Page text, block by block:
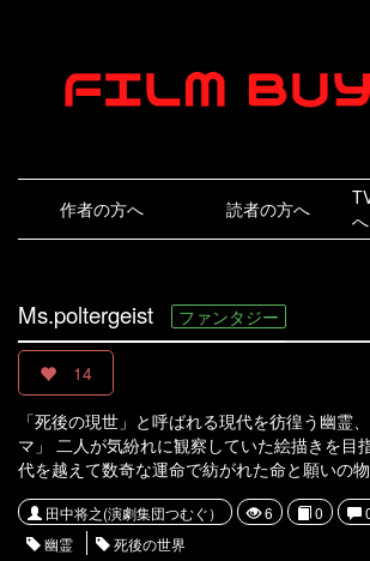
作者の方へ 読者の方へ
へ
Ms.poltergeist ファンタジー
14
「死後の現世」と呼ばれる現代を彷徨う幽霊
マ」 二人が気紛れに観察していた絵描きを目
代を越えて数奇な運命で紡がれた命と願いの
田中将之(演劇集団つむぐ） 6 0
幽霊
死後の世界